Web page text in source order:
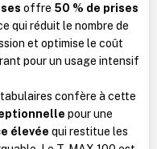
offre 50 % de prises
qui réduit le nombre de
et optimise le coût
pour un usage intensif
confère à cette
pour une
élevée qui restitue les